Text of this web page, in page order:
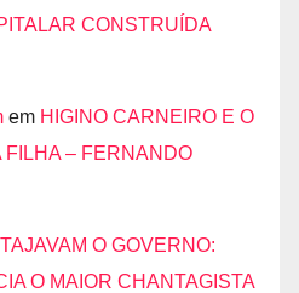
CONSTRUÍDA
em HIGINO CARNEIRO E O
– FERNANDO
O GOVERNO:
O MAIOR CHANTAGISTA